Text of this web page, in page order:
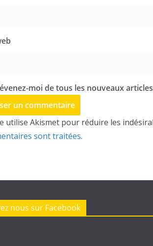
moi de tous les nouveaux
utilise Akismet pour réduire les
sont traitées.
nous sur Facebook